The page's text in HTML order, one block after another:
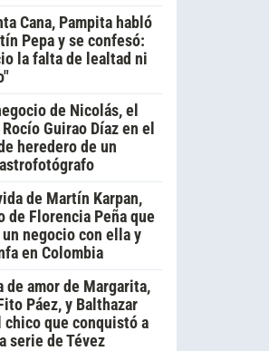
Cana, Pampita habló
Pepa y se confesó:
la falta de lealtad ni
de Nicolás, el
Guirao Díaz en el
heredero de un
de Martín Karpan,
de Florencia Peña que
negocio con ella y
en Colombia
de amor de Margarita,
Páez, y Balthazar
que conquistó a
serie de Tévez